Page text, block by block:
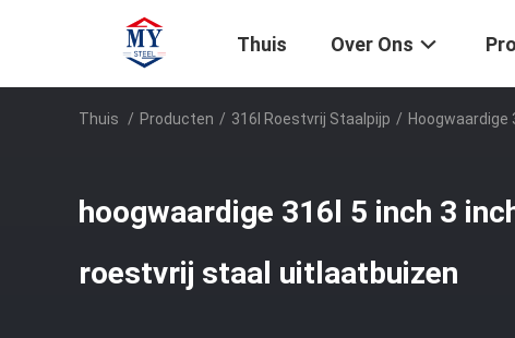
Thuis Over Ons
Thuis / Producten / 316l Roestvrij Staalpijp / Hoogwaardige
hoogwaardige 316l 5 inch 3
roestvrij staal uitlaatbuizen